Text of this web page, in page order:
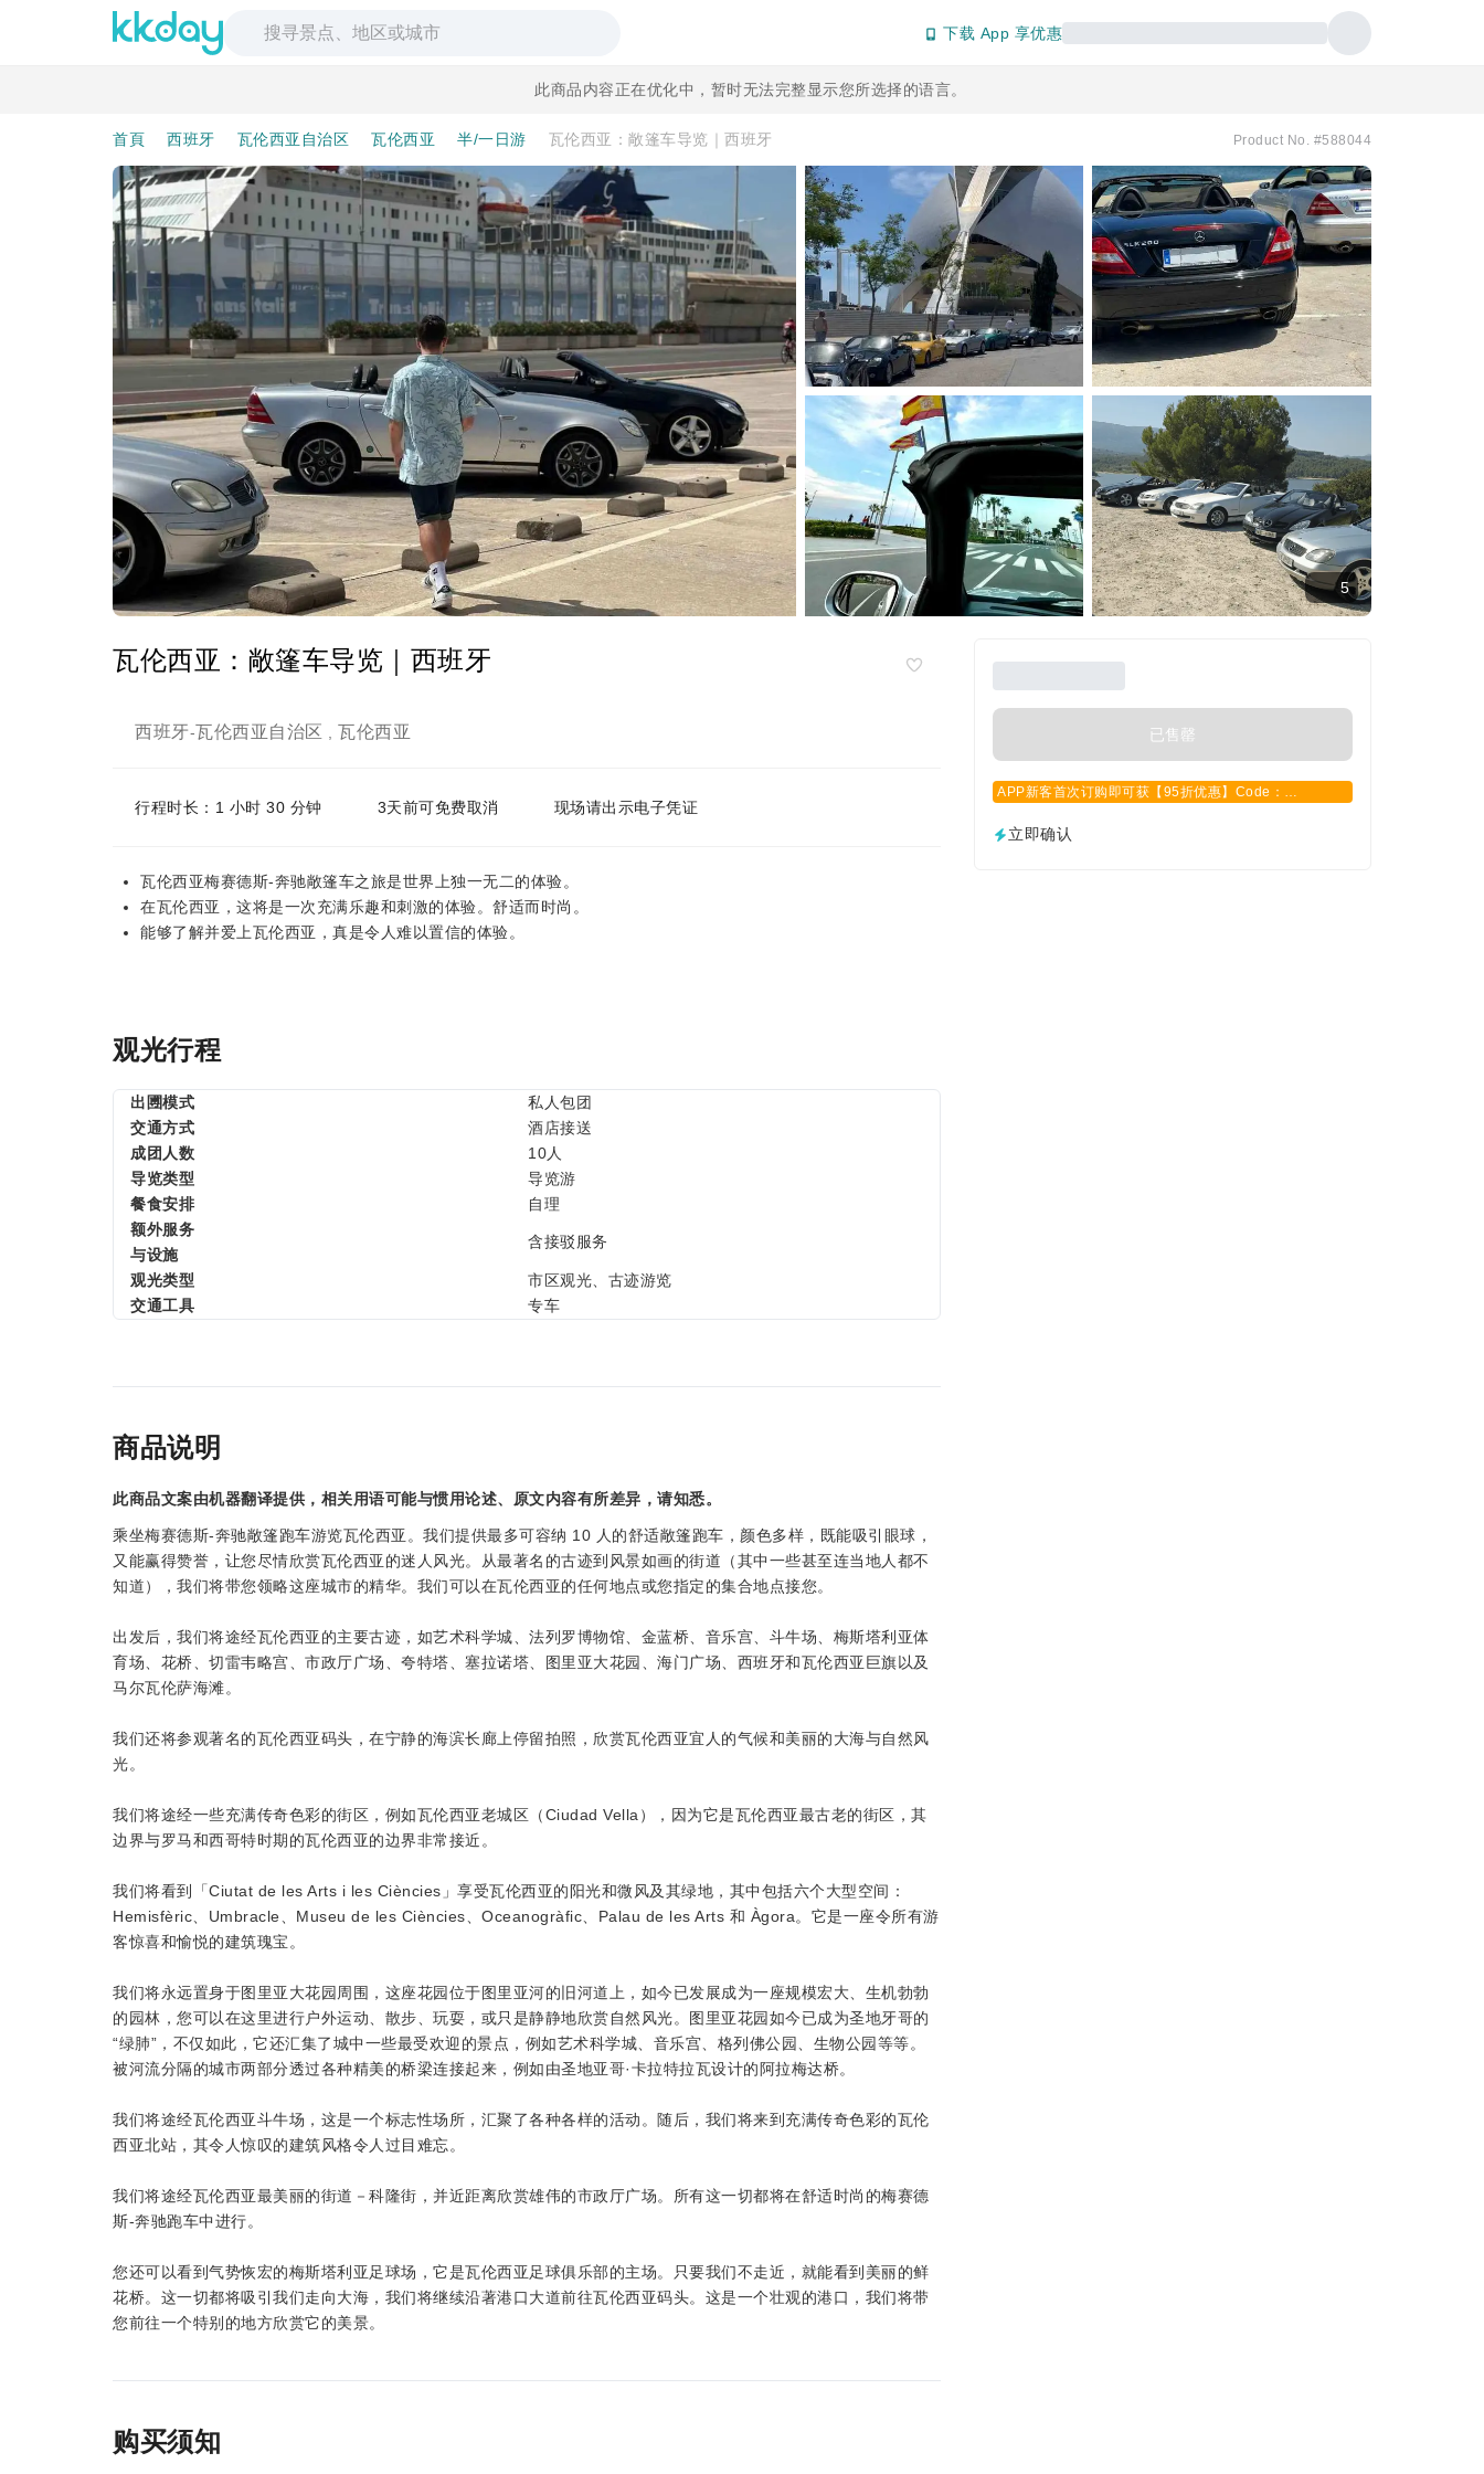
下载 App 享优惠
此商品内容正在优化中，暂时无法完整显示您所选择的语言。
首頁 西班牙 瓦伦西亚自治区 瓦伦西亚 半/一日游 瓦伦西亚：敞篷车导览｜西班牙 Product No. #588044
5
瓦伦西亚：敞篷车导览｜西班牙
西班牙-瓦伦西亚自治区 瓦伦西亚
行程时长：1 小时 30 分钟 3天前可免费取消 现场请出示电子凭证
瓦伦西亚梅赛德斯-奔驰敞篷车之旅是世界上独一无二的体验。
在瓦伦西亚，这将是一次充满乐趣和刺激的体验。舒适而时尚。
能够了解并爱上瓦伦西亚，真是令人难以置信的体验。
已售罄
APP新客首次订购即可获【95折优惠】Code：
立即确认
观光行程
出圑模式
私人包团
交通方式
酒店接送
成团人数
10人
导览类型
导览游
餐食安排
自理
额外服务
与设施
含接驳服务
观光类型
市区观光、古迹游览
交通工具
专车
商品说明
此商品文案由机器翻译提供，相关用语可能与惯用论述、原文内容有所差异，请知悉。
乘坐梅赛德斯-奔驰敞篷跑车游览瓦伦西亚。我们提供最多可容纳 10 人的舒适敞篷跑车，颜色多样，既能吸引眼球，
又能赢得赞誉，让您尽情欣赏瓦伦西亚的迷人风光。从最著名的古迹到风景如画的街道（其中一些甚至连当地人都不
知道），我们将带您领略这座城市的精华。我们可以在瓦伦西亚的任何地点或您指定的集合地点接您。
出发后，我们将途经瓦伦西亚的主要古迹，如艺术科学城、法列罗博物馆、金蓝桥、音乐宫、斗牛场、梅斯塔利亚体
育场、花桥、切雷韦略宫、市政厅广场、夸特塔、塞拉诺塔、图里亚大花园、海门广场、西班牙和瓦伦西亚巨旗以及
马尔瓦伦萨海滩。
我们还将参观著名的瓦伦西亚码头，在宁静的海滨长廊上停留拍照，欣赏瓦伦西亚宜人的气候和美丽的大海与自然风
光。
我们将途经一些充满传奇色彩的街区，例如瓦伦西亚老城区（Ciudad Vella），因为它是瓦伦西亚最古老的街区，其
边界与罗马和西哥特时期的瓦伦西亚的边界非常接近。
我们将看到「Ciutat de les Arts i les Ciències」享受瓦伦西亚的阳光和微风及其绿地，其中包括六个大型空间：
Hemisfèric、Umbracle、Museu de les Ciències、Oceanogràfic、Palau de les Arts 和 Àgora。它是一座令所有游
客惊喜和愉悦的建筑瑰宝。
我们将永远置身于图里亚大花园周围，这座花园位于图里亚河的旧河道上，如今已发展成为一座规模宏大、生机勃勃
的园林，您可以在这里进行户外运动、散步、玩耍，或只是静静地欣赏自然风光。图里亚花园如今已成为圣地牙哥的
“绿肺”，不仅如此，它还汇集了城中一些最受欢迎的景点，例如艺术科学城、音乐宫、格列佛公园、生物公园等等。
被河流分隔的城市两部分透过各种精美的桥梁连接起来，例如由圣地亚哥·卡拉特拉瓦设计的阿拉梅达桥。
我们将途经瓦伦西亚斗牛场，这是一个标志性场所，汇聚了各种各样的活动。随后，我们将来到充满传奇色彩的瓦伦
西亚北站，其令人惊叹的建筑风格令人过目难忘。
我们将途经瓦伦西亚最美丽的街道－科隆街，并近距离欣赏雄伟的市政厅广场。所有这一切都将在舒适时尚的梅赛德
斯-奔驰跑车中进行。
您还可以看到气势恢宏的梅斯塔利亚足球场，它是瓦伦西亚足球俱乐部的主场。只要我们不走近，就能看到美丽的鲜
花桥。这一切都将吸引我们走向大海，我们将继续沿著港口大道前往瓦伦西亚码头。这是一个壮观的港口，我们将带
您前往一个特别的地方欣赏它的美景。
购买须知